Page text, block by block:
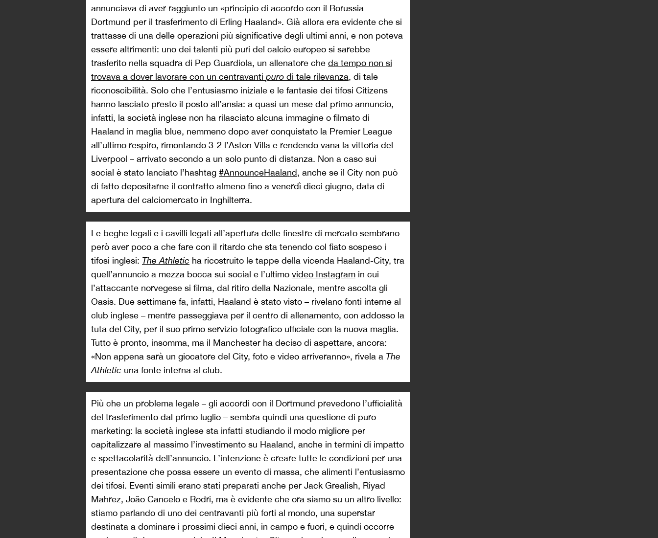
annunciava di aver raggiunto un «principio di accordo con il Borussia
Dortmund per il trasferimento di Erling Haaland». Già allora era evidente che si
trattasse di una delle operazioni più significative degli ultimi anni, e non poteva
essere altrimenti: uno dei talenti più puri del calcio europeo si sarebbe
trasferito nella squadra di Pep Guardiola, un allenatore che da tempo non si
trovava a dover lavorare con un centravanti puro di tale rilevanza, di tale
riconoscibilità. Solo che l’entusiasmo iniziale e le fantasie dei tifosi Citizens
hanno lasciato presto il posto all’ansia: a quasi un mese dal primo annuncio,
infatti, la società inglese non ha rilasciato alcuna immagine o filmato di
Haaland in maglia blue, nemmeno dopo aver conquistato la Premier League
all’ultimo respiro, rimontando 3-2 l’Aston Villa e rendendo vana la vittoria del
Liverpool – arrivato secondo a un solo punto di distanza. Non a caso sui
social è stato lanciato l’hashtag #AnnounceHaaland, anche se il City non può
di fatto depositarne il contratto almeno fino a venerdì dieci giugno, data di
apertura del calciomercato in Inghilterra.
Le beghe legali e i cavilli legati all’apertura delle finestre di mercato sembrano
però aver poco a che fare con il ritardo che sta tenendo col fiato sospeso i
tifosi inglesi: The Athletic ha ricostruito le tappe della vicenda Haaland-City, tra
quell’annuncio a mezza bocca sui social e l’ultimo video Instagram in cui
l’attaccante norvegese si filma, dal ritiro della Nazionale, mentre ascolta gli
Oasis. Due settimane fa, infatti, Haaland è stato visto – rivelano fonti interne al
club inglese – mentre passeggiava per il centro di allenamento, con addosso la
tuta del City, per il suo primo servizio fotografico ufficiale con la nuova maglia.
Tutto è pronto, insomma, ma il Manchester ha deciso di aspettare, ancora:
«Non appena sarà un giocatore del City, foto e video arriveranno», rivela a The
Athletic una fonte interna al club.
Più che un problema legale – gli accordi con il Dortmund prevedono l’ufficialità
del trasferimento dal primo luglio – sembra quindi una questione di puro
marketing: la società inglese sta infatti studiando il modo migliore per
capitalizzare al massimo l’investimento su Haaland, anche in termini di impatto
e spettacolarità dell’annuncio. L’intenzione è creare tutte le condizioni per una
presentazione che possa essere un evento di massa, che alimenti l’entusiasmo
dei tifosi. Eventi simili erano stati preparati anche per Jack Grealish, Riyad
Mahrez, João Cancelo e Rodri, ma è evidente che ora siamo su un altro livello:
stiamo parlando di uno dei centravanti più forti al mondo, una superstar
destinata a dominare i prossimi dieci anni, in campo e fuori, e quindi occorre